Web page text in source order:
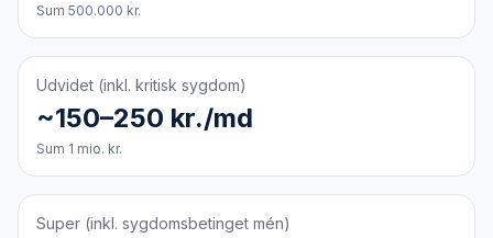
Sum 500.000 kr.
Udvidet (inkl. kritisk sygdom)
~150–250 kr./md
Sum 1 mio. kr.
Super (inkl. sygdomsbetinget mén)